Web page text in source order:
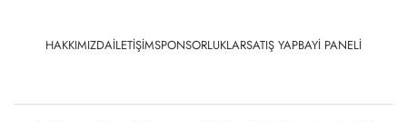
HAKKIMIZDAİLETIŞIMSPONSORLUKLARSATIŞ YAPBAYI PANELI